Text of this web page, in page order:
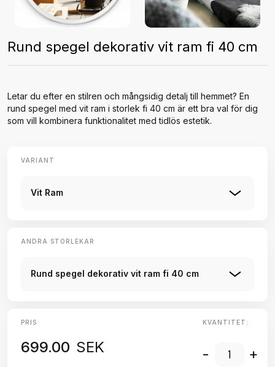
Rund spegel dekorativ vit ram fi 40 cm
Letar du efter en stilren och mångsidig detalj till hemmet? En
rund spegel med vit ram i storlek fi 40 cm är ett bra val för dig
som vill kombinera funktionalitet med tidlös estetik.
VARIANT
Vit Ram
ANDRA STORLEKAR
Rund spegel dekorativ vit ram fi 40 cm
PRIS
699.00 SEK
KVANTITET:
- +